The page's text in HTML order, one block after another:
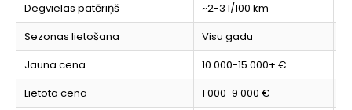
Degvielas patēriņš
~2-3 l/100 km
Sezonas lietošana
Visu gadu
Jauna cena
10 000-15 000+ €
Lietota cena
1 000-9 000 €